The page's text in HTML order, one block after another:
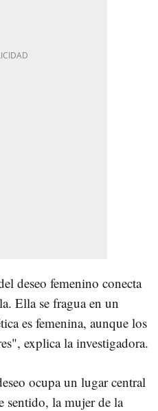
deseo femenino conecta
Ella se fragua en un
es femenina, aunque los
explica la investigadora.
ocupa un lugar central
sentido, la mujer de la